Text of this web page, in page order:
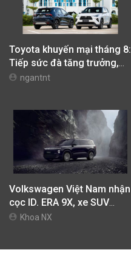
Toyota khuyến mại tháng 8:
Tiếp sức đà tăng trưởng,
tối ưu chi phí mua xe
ngantnt
Volkswagen Việt Nam nhận
cọc ID. ERA 9X, xe SUV
EREV dự kiến giá dưới 3 tỷ
Khoa NX